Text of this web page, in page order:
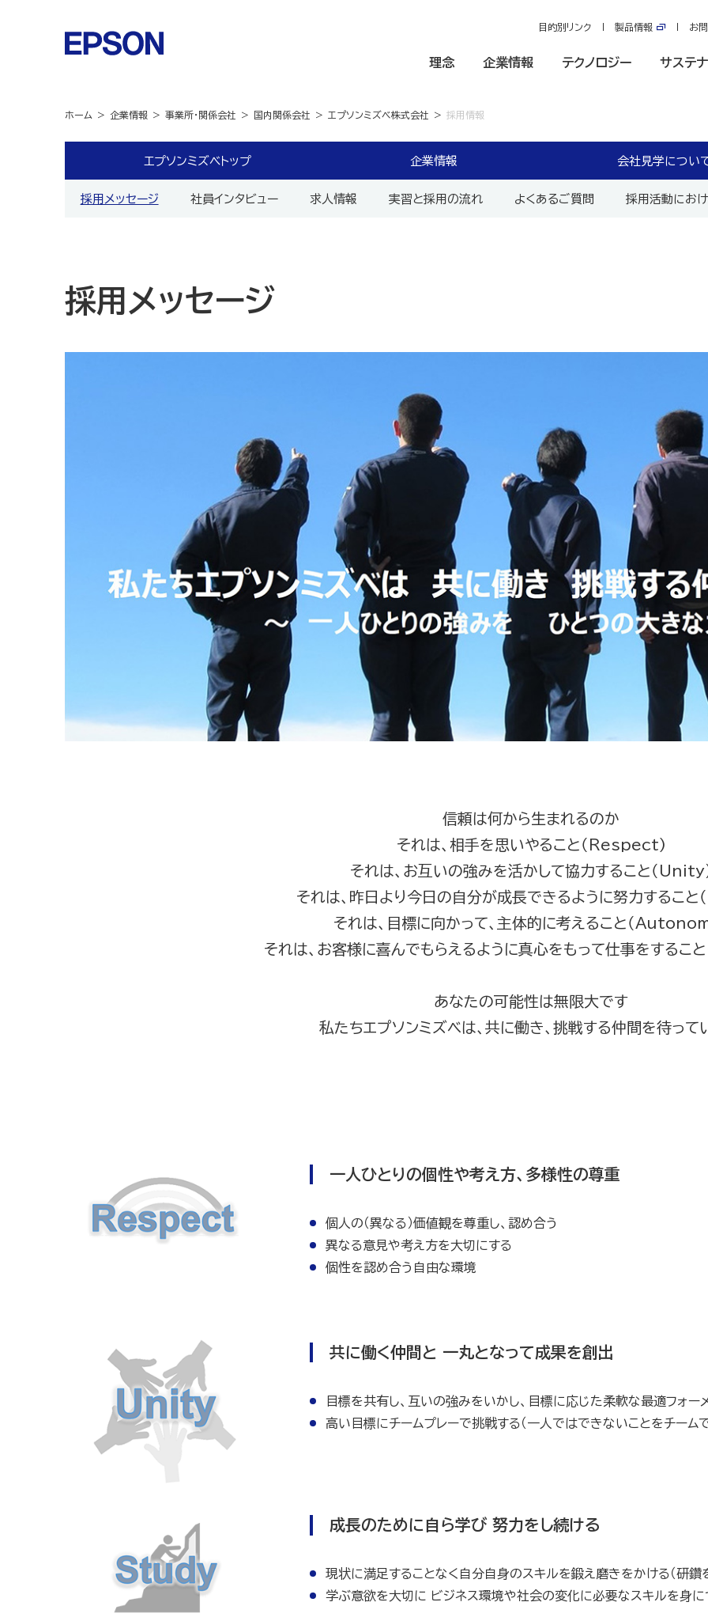
目的別リンク 製品情報 お
理念 企業情報 テクノロジー サステ
ホーム 企業情報 事業所・関係会社 国内関係会社 エプソンミズベ株式会社 採用情報
エプソンミズベトップ 企業情報 会社見学につい
採用メッセージ 社員インタビュー 求人情報 実習と採用の流れ よくあるご質問 採用活動におけ
採用メッセージ
信頼は何から生まれるのか
それは、相手を思いやること（Respect)
それは、お互いの強みを活かして協力すること（Unity
それは、昨日より今日の自分が成長できるように努力すること
それは、目標に向かって、主体的に考えること（
それは、お客様に喜んでもらえるように真心をもって仕事をするこ
あなたの可能性は無限大です
私たちエプソンミズベは、共に働き、挑戦する仲間を待って
一人ひとりの個性や考え方、多様性の尊重
個人の（異なる）価値観を尊重し、認め合う
異なる意見や考え方を大切にする
個性を認め合う自由な環境
共に働く仲間と 一丸となって成果を創出
目標を共有し、互いの強みをいかし、目標に応じた柔軟な最適フォー
高い目標にチームプレーで挑戦する（一人ではできないことをチーム
成長のために自ら学び 努力をし続ける
現状に満足することなく自分自身のスキルを鍛え磨きをかける（研鑽
学ぶ意欲を大切に ビジネス環境や社会の変化に必要なスキルを身に